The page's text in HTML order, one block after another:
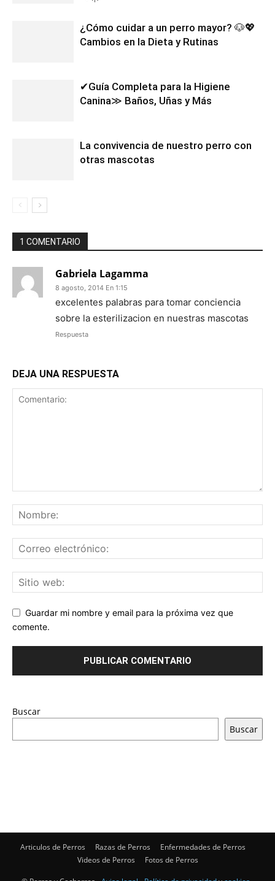
¿Cómo cuidar a un perro mayor? 🐶💖
Cambios en la Dieta y Rutinas
✔Guía Completa para la Higiene
Canina≫ Baños, Uñas y Más
La convivencia de nuestro perro con
otras mascotas
1 COMENTARIO
Gabriela Lagamma
8 agosto, 2014 En 1:15
excelentes palabras para tomar conciencia
sobre la esterilizacion en nuestras mascotas
Respuesta
DEJA UNA RESPUESTA
Guardar mi nombre y email para la próxima vez que
comente.
Buscar
Buscar
Articulos de Perros Razas de Perros
Enfermedades de Perros
Videos de Perros
Fotos de Perros